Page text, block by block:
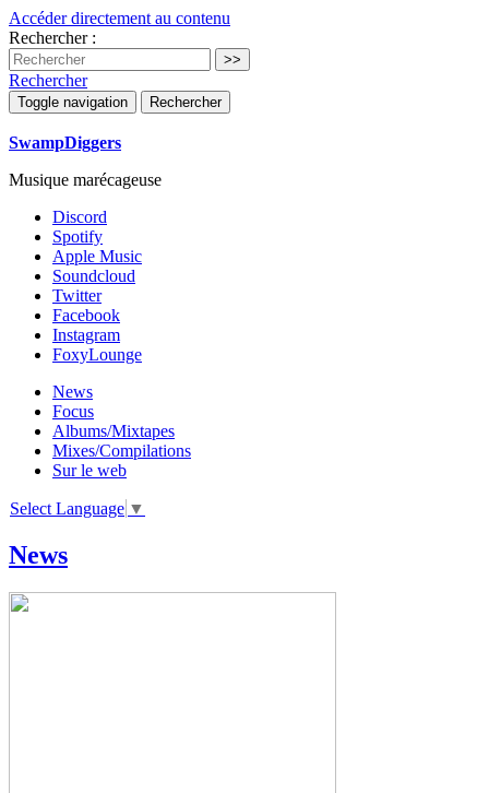
Accéder directement au contenu
Rechercher :
Rechercher
Toggle navigation Rechercher
SwampDiggers
Musique marécageuse
Discord
Spotify
Apple Music
Soundcloud
Twitter
Facebook
Instagram
FoxyLounge
News
Focus
Albums/Mixtapes
Mixes/Compilations
Sur le web
Select Language ▼
News